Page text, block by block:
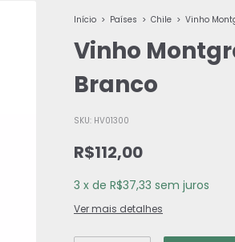
Início > Países > Chile > Vinho
Vinho
Branco
SKU: HV01300
R$112,00
3 x de R$37,33 sem juros
Ver mais detalhes